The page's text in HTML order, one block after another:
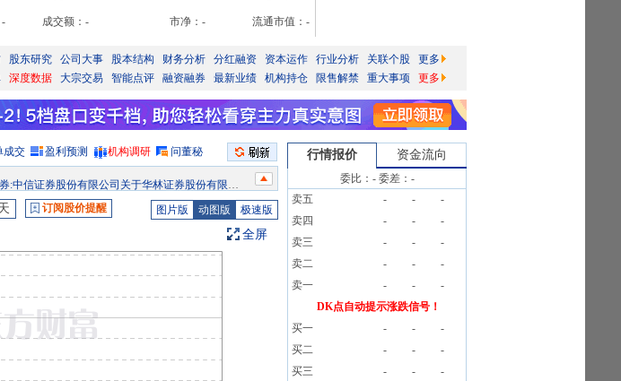
- 成交额： - 市净： - 流通市值： -
股东研究 公司大事 股本结构 财务分析 分红融资 资本运作 行业分析 关联个股
更多
深度数据 大宗交易 智能点评 融资融券 最新业绩 机构持仓 限售解禁 重大事项 更多
成交 盈利预测 机构调研 问董秘
林证券股份有限公司归还“26华林01”临时补充流动资金的募集资金之临时受托管理事务报告》
例28.06%，质押总股数7.58亿股，质押总笔数15笔
份有限公司关于归还“26华林01”临时补充流动资金的募集资金的公告》
例28.06%，质押总股数7.58亿股，质押总笔数15笔
月16日；除权除息日：2026年07月17日；分配方案：10派0.57元(含税,扣税后0.513元)[正式]
08月29日披露
例30.06%，质押总股数8.12亿股，质押总笔数16笔
订阅股价提醒 图片版 动图版 极速版
全屏
行情报价 资金流向
委比： -委差： -
卖五
- -
-
卖四
- -
-
卖三
- -
-
卖二
- -
-
卖一
- -
-
DK点自动提示涨跌信号！
买一
- -
-
买二
- -
-
买三
- -
-